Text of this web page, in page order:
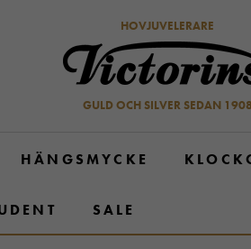
HOVJUVELERARE
GULD OCH SILVER SEDAN 1908
HÄNGSMYCKE
SALE